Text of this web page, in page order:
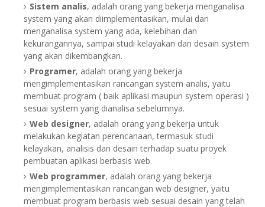
Sistem analis, adalah orang yang bekerja menganalisa
system yang akan diimplementasikan, mulai dari
menganalisa system yang ada, kelebihan dan
kekurangannya, sampai studi kelayakan dan desain system
yang akan dikembangkan.
Programer, adalah orang yang bekerja
mengimplementasikan rancangan system analis, yaitu
membuat program ( baik aplikasi maupun system operasi )
sesuai system yang dianalisa sebelumnya.
Web designer, adalah orang yang bekerja untuk
melakukan kegiatan perencanaan, termasuk studi
kelayakan, analisis dan desain terhadap suatu proyek
pembuatan aplikasi berbasis web.
Web programmer, adalah orang yang bekerja
mengimplementasikan rancangan web designer, yaitu
membuat program berbasis web sesuai desain yang telah